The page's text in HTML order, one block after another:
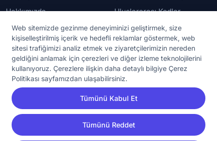
Web sitemizde gezinme deneyiminizi geliştirmek, size
kişiselleştirilmiş içerik ve hedefli reklamlar göstermek, web
sitesi trafiğimizi analiz etmek ve ziyaretçilerimizin nereden
geldiğini anlamak için çerezleri ve diğer izleme teknolojilerini
kullanıyoruz. Çerezlere ilişkin daha detaylı bilgiye Çerez
Politikası sayfamızdan ulaşabilirsiniz.
Tümünü Kabul Et
Tümünü Reddet
Hakkımızda
İletişim
Uluslararası Kodlar
Güvenilir Numaralar
YASAL KORUMA
Kullanım Koşulları
Gizlilik Sözleşmesi
KVKK Aydınlatma Metni
Çerez Ayarları